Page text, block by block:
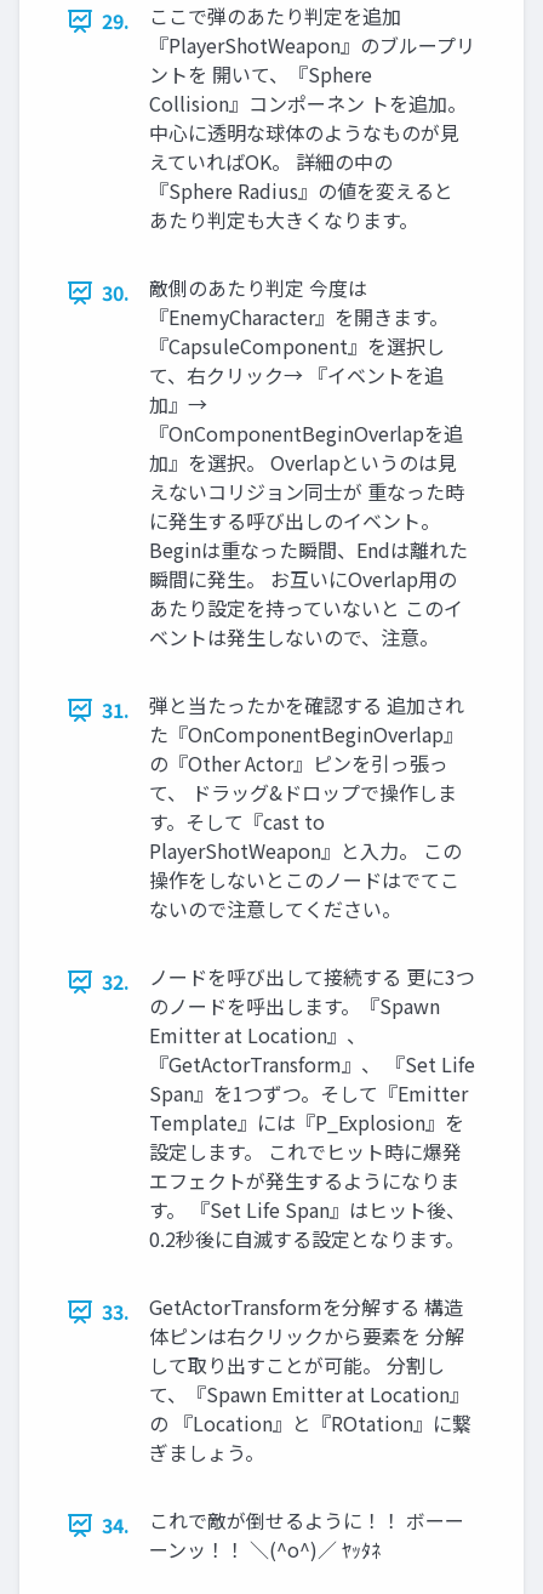
29.
ここで弾のあたり判定を追加
『PlayerShotWeapon』のブループリ
ントを 開いて、『Sphere
Collision』コンポーネン トを追加。
中心に透明な球体のようなものが見
えていればOK。 詳細の中の
『Sphere Radius』の値を変えると
あたり判定も大きくなります。
30.
敵側のあたり判定 今度は
『EnemyCharacter』を開きます。
『CapsuleComponent』を選択し
て、右クリック→ 『イベントを追
加』→
『OnComponentBeginOverlapを追
加』を選択。 Overlapというのは見
えないコリジョン同士が 重なった時
に発生する呼び出しのイベント。
Beginは重なった瞬間、Endは離れた
瞬間に発生。 お互いにOverlap用の
あたり設定を持っていないと このイ
ベントは発生しないので、注意。
31.
弾と当たったかを確認する 追加され
た『OnComponentBeginOverlap』
の『Other Actor』ピンを引っ張っ
て、 ドラッグ&ドロップで操作しま
す。そして『cast to
PlayerShotWeapon』と入力。 この
操作をしないとこのノードはでてこ
ないので注意してください。
32.
ノードを呼び出して接続する 更に3つ
のノードを呼出します。『Spawn
Emitter at Location』、
『GetActorTransform』、 『Set Life
Span』を1つずつ。そして『Emitter
Template』には『P_Explosion』を
設定します。 これでヒット時に爆発
エフェクトが発生するようになりま
す。 『Set Life Span』はヒット後、
0.2秒後に自滅する設定となります。
33.
GetActorTransformを分解する 構造
体ピンは右クリックから要素を 分解
して取り出すことが可能。 分割し
て、『Spawn Emitter at Location』
の 『Location』と『ROtation』に繋
ぎましょう。
34.
これで敵が倒せるように！！ ボーー
ーンッ！！ ＼(^o^)／ ﾔｯﾀﾈ